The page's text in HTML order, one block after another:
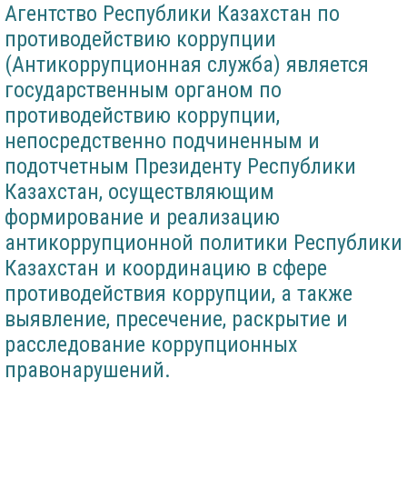
Агентство Республики Казахстан по
противодействию коррупции
(Антикоррупционная служба) является
государственным органом по
противодействию коррупции,
непосредственно подчиненным и
подотчетным Президенту Республики
Казахстан, осуществляющим
формирование и реализацию
антикоррупционной политики Республики
Казахстан и координацию в сфере
противодействия коррупции, а также
выявление, пресечение, раскрытие и
расследование коррупционных
правонарушений.